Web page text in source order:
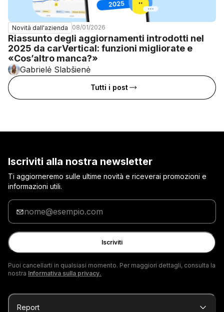
Novità dall'azienda 08/01/2026
Riassunto degli aggiornamenti introdotti nel
2025 da carVertical: funzioni migliorate e
«Cos’altro manca?»
Gabrielė Slabšienė
Tutti i post
Iscriviti alla nostra newsletter
Ti aggiorneremo sulle ultime novità e riceverai promozioni e
informazioni utili.
Inserisci
tua
e-
mail
Iscriviti
Puoi cancellarti in qualsiasi momento. Per maggiori dettagli, consulta la
nostra Informativa sulla privacy.
Report